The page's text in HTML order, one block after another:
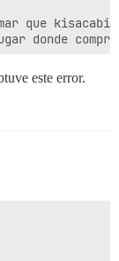
que
donde
se resuelve
TU SERVICIO
este error.